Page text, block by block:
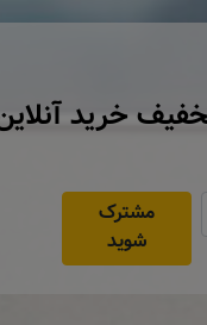
مشترک
شوید